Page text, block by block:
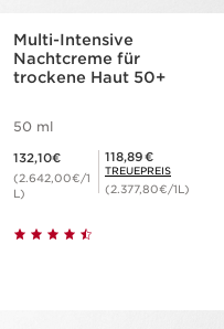
Multi-Intensive
Nachtcreme für
trockene Haut 50+
50 ml
132,10€
(2.642,00€/1
L)
Mitgliederpreis 118,89€
118,89€
TREUEPREIS
(2.377,80€/1L)